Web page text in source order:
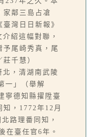
家鄰三島占凔
灣日日新報》
紹這幅對聯，
予尾崎秀真，尾
千慧）
，清湖南武陵
一」（舉解
寧德知縣擢陞臺
，1772年12月
路理番同知，
在臺任官6年。